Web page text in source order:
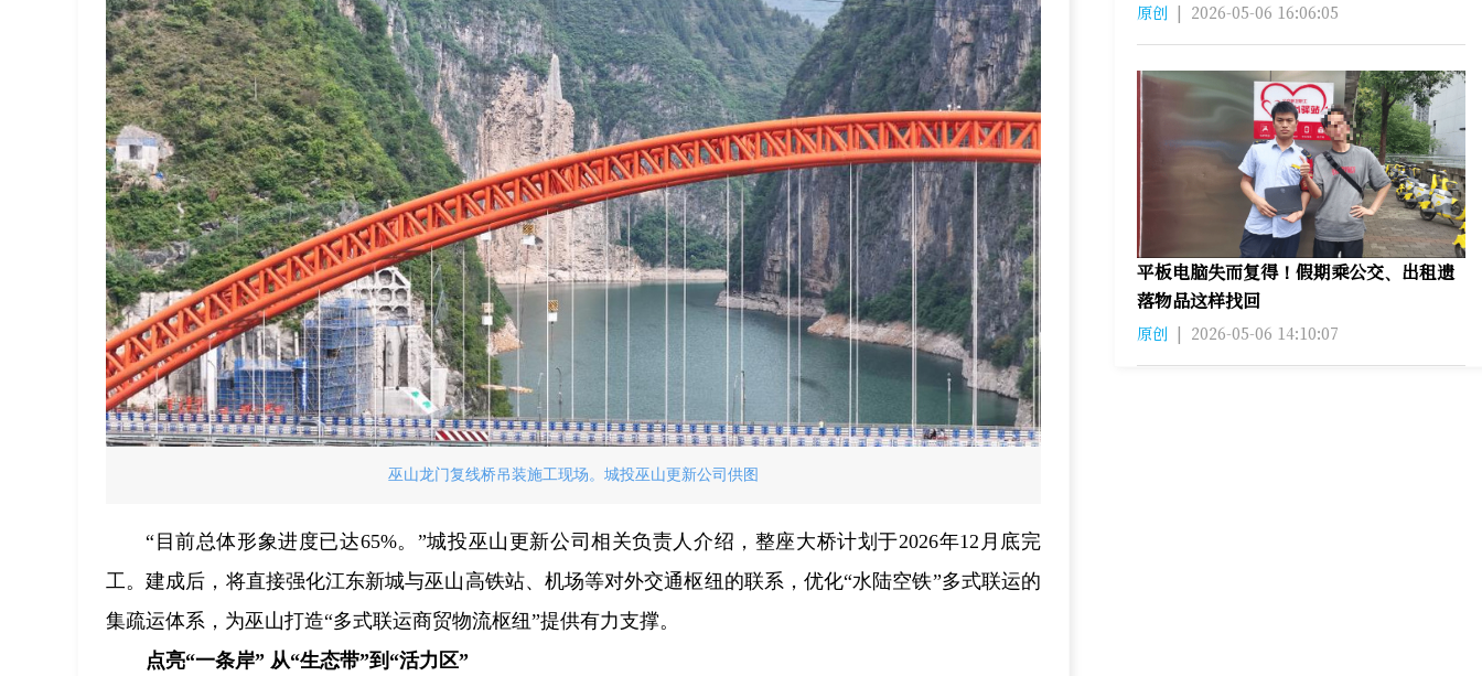
巫山龙门复线桥吊装施工现场。城投巫山更新公司供图
“目前总体形象进度已达65%。”城投巫山更新公司相关负责人介绍，整座大桥计划于2026年12月底完
工。建成后，将直接强化江东新城与巫山高铁站、机场等对外交通枢纽的联系，优化“水陆空铁”多式联运的
集疏运体系，为巫山打造“多式联运商贸物流枢纽”提供有力支撑。
点亮“一条岸” 从“生态带”到“活力区”
原创 | 2026-05-06 16:06:05
平板电脑失而复得！假期乘公交、出租遗
落物品这样找回
原创 | 2026-05-06 14:10:07